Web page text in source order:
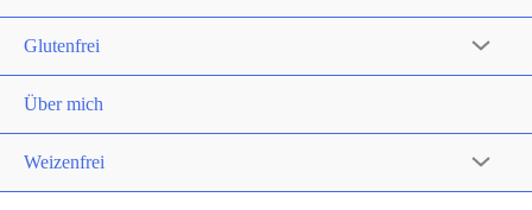
Glutenfrei
Über mich
Weizenfrei